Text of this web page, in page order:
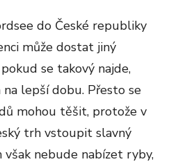
do České republiky
může dostat jiný
se takový najde,
na lepší dobu. Přesto se
mohou těšit, protože v
trh vstoupit slavný
však nebude nabízet ryby,